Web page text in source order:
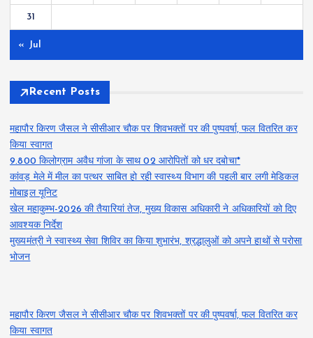
31
« Jul
Recent Posts
महापौर किरण जैसल ने सीसीआर चौक पर शिवभक्तों पर की पुष्पवर्षा, फल वितरित कर
किया स्वागत
9.800 किलोग्राम अवैध गांजा के साथ 02 आरोपितों को धर दबोचा*
कांवड़ मेले में मील का पत्थर साबित हो रही स्वास्थ्य विभाग की पहली बार लगी मेडिकल
मोबाइल यूनिट
खेल महाकुम्भ-2026 की तैयारियां तेज, मुख्य विकास अधिकारी ने अधिकारियों को दिए
आवश्यक निर्देश
मुख्यमंत्री ने स्वास्थ्य सेवा शिविर का किया शुभारंभ, श्रद्धालुओं को अपने हाथों से परोसा
भोजन
महापौर किरण जैसल ने सीसीआर चौक पर शिवभक्तों पर की पुष्पवर्षा, फल वितरित कर
किया स्वागत